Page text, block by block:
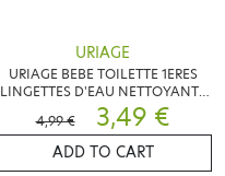
URIAGE
URIAGE BEBE TOILETTE 1ERES
LINGETTES D'EAU NETTOYANTE
X70
4,99 € 3,49 €
ADD TO CART